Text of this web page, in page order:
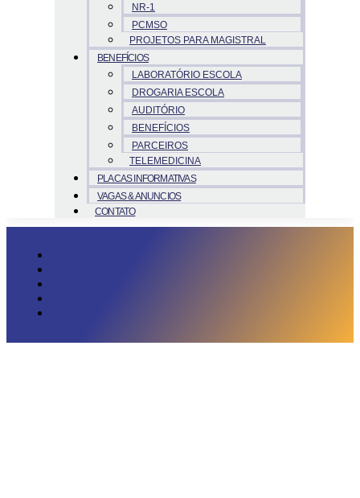
NR-1
PCMSO
PROJETOS PARA MAGISTRAL
BENEFÍCIOS
LABORATÓRIO ESCOLA
DROGARIA ESCOLA
AUDITÓRIO
BENEFÍCIOS
PARCEIROS
TELEMEDICINA
PLACAS INFORMATIVAS
VAGAS & ANUNCIOS
CONTATO